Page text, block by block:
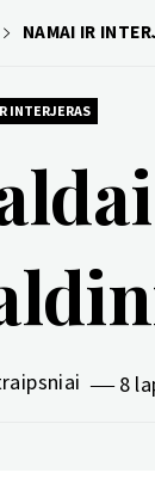
NAMAI IR
INTERJERAS
8